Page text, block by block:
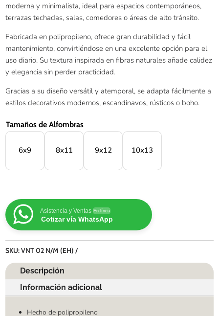
moderna y minimalista, ideal para espacios contemporáneos,
terrazas techadas, salas, comedores o áreas de alto tránsito.
Fabricada en polipropileno, ofrece gran durabilidad y fácil
mantenimiento, convirtiéndose en una excelente opción para el
uso diario. Su textura inspirada en fibras naturales añade calidez
y elegancia sin perder practicidad.
Gracias a su diseño versátil y atemporal, se adapta fácilmente a
estilos decorativos modernos, escandinavos, rústicos o boho.
Tamaños de Alfombras
6x9 8x11 9x12 10x13
Asistencia y Ventas En línea
Cotizar vía WhatsApp
SKU:VNT 02 N/M (EH)
Descripción
Información adicional
Hecho de polipropileno